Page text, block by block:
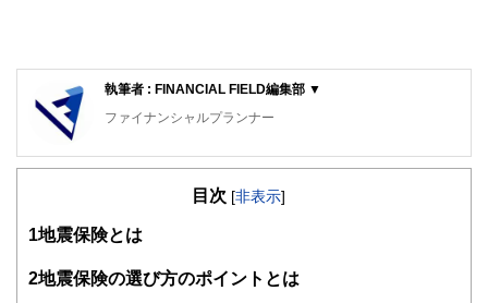
執筆者 : FINANCIAL FIELD編集部 ▼
ファイナンシャルプランナー
FinancialField編集部は、金融、経済に関する記事を、日々
知識がない方でも理解できるようわかりやすく発信していま
得者を中心に「お金や暮らし」に関する書籍・雑誌の編集経
験者で構成され、企画立案から記事掲載まですべての工程に
目次 [非表示]
1 地震保険とは
2地震保険の選び方のポイントとは